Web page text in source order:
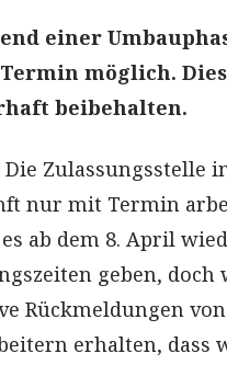
einer
möglich.
beibehalten.
Die Zulassungsstelle
nur mit Termin
ab dem 8. April
geben, doch
Rückmeldungen
erhalten, dass